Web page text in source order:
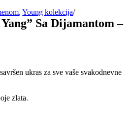
,Young kolekcija/
Sa Dijamantom –
ukras za sve vaše svakodnevne
zlata.